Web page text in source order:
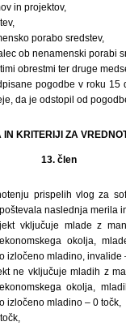
in projektov,
porabo sredstev,
ob nenamenski porabi
obrestmi ter druge
pogodbe v roku 15
da je odstopil od
IN KRITERIJI ZA
13. člen
prispelih vlog za
naslednja merila
vključuje mlade z
okolja,
izločeno mladino, invalide
ne vključuje mladih z
okolja,
izločeno mladino – 0 točk,